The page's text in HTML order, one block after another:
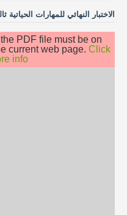
الاختبار النهائي للمهارات
PDF file must be on
current web page. Click
info